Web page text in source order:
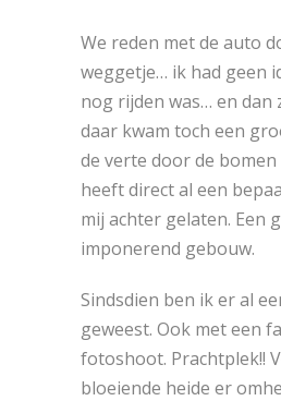
We reden met de auto
weggetje… ik had geen
nog rijden was… en dan
daar kwam toch een
de verte door de
heeft direct al een
mij achter gelaten. Een
imponerend gebouw.
Sindsdien ben ik er al
geweest. Ook met een
fotoshoot. Prachtplek!!
bloeiende heide er